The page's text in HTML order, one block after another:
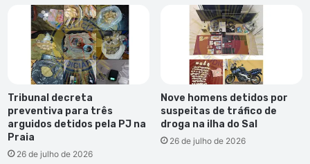
Tribunal decreta
preventiva para três
arguidos detidos pela PJ na
Praia
26 de julho de 2026
Nove homens detidos por
suspeitas de tráfico de
droga na ilha do Sal
26 de julho de 2026